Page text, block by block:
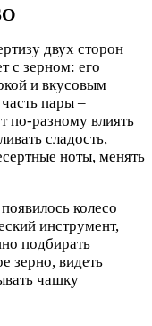
двух сторон
с зерном: его
и вкусовым
пары –
по-разному влиять
сладость,
ноты, менять
колесо
инструмент,
подбирать
зерно, видеть
чашку